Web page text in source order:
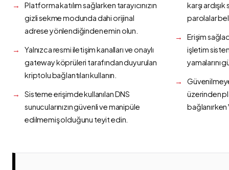
Platforma katılım sağlarken tarayıcınızın
gizli sekme modunda dahi orijinal
adrese yönlendiğinden emin olun.
Yalnızca resmi iletişim kanalları ve onaylı
gateway köprüleri tarafından duyurulan
kriptolu bağlantıları kullanın.
Sisteme erişimde kullanılan DNS
sunucularınızın güvenli ve manipüle
edilmemiş olduğunu teyit edin.
karşı
parolalar
Erişim
işletim
yamalarını
üzerinden
bağlanırken